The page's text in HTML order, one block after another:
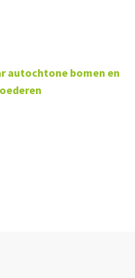
autochtone bomen en